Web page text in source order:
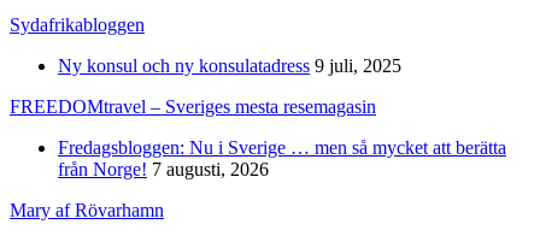
Sydafrikabloggen
Ny konsul och ny konsulatadress 9 juli, 2025
FREEDOMtravel – Sveriges mesta resemagasin
Fredagsbloggen: Nu i Sverige … men så mycket att berätta
från Norge! 7 augusti, 2026
Mary af Rövarhamn